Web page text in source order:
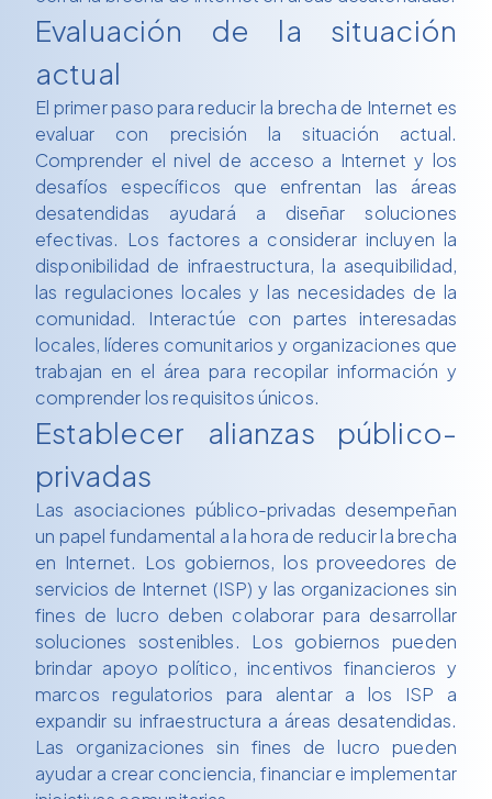
Evaluación de la situación
actual
El primer paso para reducir la brecha de Internet es
evaluar con precisión la situación actual.
Comprender el nivel de acceso a Internet y los
desafíos específicos que enfrentan las áreas
desatendidas ayudará a diseñar soluciones
efectivas. Los factores a considerar incluyen la
disponibilidad de infraestructura, la asequibilidad,
las regulaciones locales y las necesidades de la
comunidad. Interactúe con partes interesadas
locales, líderes comunitarios y organizaciones que
trabajan en el área para recopilar información y
comprender los requisitos únicos.
Establecer alianzas público-
privadas
Las asociaciones público-privadas desempeñan
un papel fundamental a la hora de reducir la brecha
en Internet. Los gobiernos, los proveedores de
servicios de Internet (ISP) y las organizaciones sin
fines de lucro deben colaborar para desarrollar
soluciones sostenibles. Los gobiernos pueden
brindar apoyo político, incentivos financieros y
marcos regulatorios para alentar a los ISP a
expandir su infraestructura a áreas desatendidas.
Las organizaciones sin fines de lucro pueden
ayudar a crear conciencia, financiar e implementar